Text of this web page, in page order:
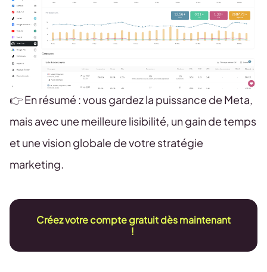
👉 En résumé : vous gardez la puissance de Meta,
mais avec une meilleure lisibilité, un gain de temps
et une vision globale de votre stratégie
marketing.
Créez votre compte gratuit dès maintenant
!